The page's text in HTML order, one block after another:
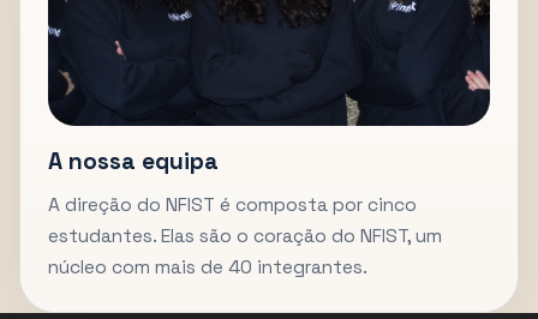
A nossa equipa
A direção do NFIST é composta por cinco
estudantes. Elas são o coração do NFIST, um
núcleo com mais de 40 integrantes.